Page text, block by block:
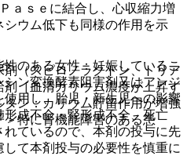
ａｓｅに結合し、心収縮力増
ウム低下も同様の作用を示
（スピロノラクトン、トリア
［血清カリウム濃度が上昇す
ン：カリウム貯留作用が増強
特に腎機能障害のある患
のある女性：妊娠しているこ
ン変換酵素阻害剤又はアンジ
用し、胎児・新生児への影響
成不全・腎形成不全、死亡
ているので、本剤の投与に先
て本剤投与の必要性を慎重に